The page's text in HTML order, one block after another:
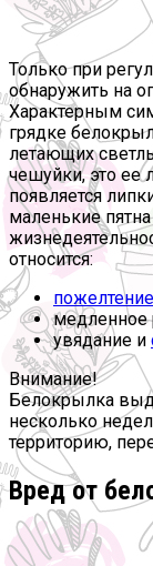
Только при
обнаружить на
Характерным
грядке
летающих
чешуйки, это ее
появляется
маленькие
относится:
медленное
увядание и
Внимание!
Белокрылка
несколько
территорию,
Вред от